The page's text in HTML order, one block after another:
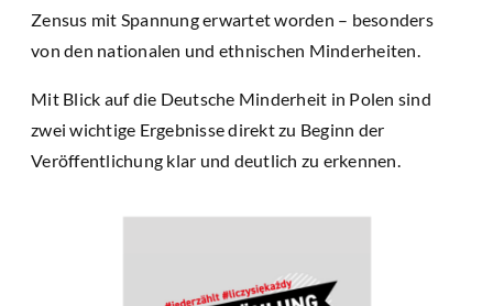
Zensus mit Spannung erwartet worden – besonders
von den nationalen und ethnischen Minderheiten.
Mit Blick auf die Deutsche Minderheit in Polen sind
zwei wichtige Ergebnisse direkt zu Beginn der
Veröffentlichung klar und deutlich zu erkennen.